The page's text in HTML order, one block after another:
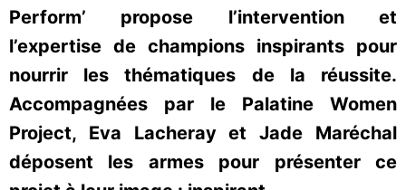
Perform’ propose l’intervention et
l’expertise de champions inspirants pour
nourrir les thématiques de la réussite.
Accompagnées par le Palatine Women
Project, Eva Lacheray et Jade Maréchal
déposent les armes pour présenter ce